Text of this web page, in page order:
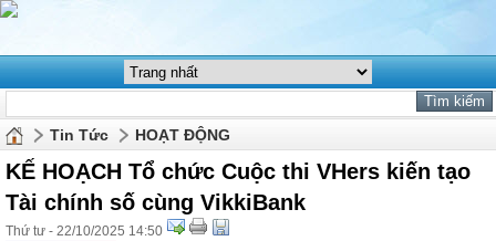
Tin Tức HOẠT ĐỘNG
KẾ HOẠCH Tổ chức Cuộc thi VHers kiến tạo
Tài chính số cùng VikkiBank
Thứ tư - 22/10/2025 14:50